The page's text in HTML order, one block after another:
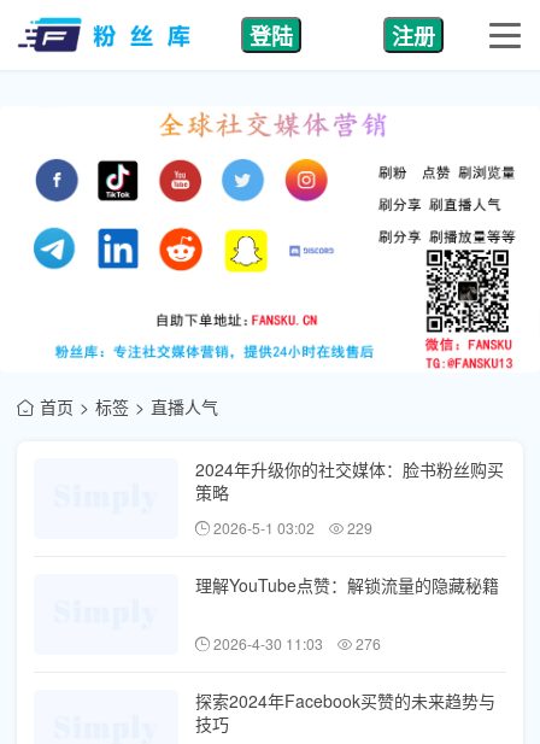
登陆 注册
首页 标签 直播人气
2024年升级你的社交媒体：脸书粉丝购买
策略
2026-5-1 03:02 229
理解YouTube点赞：解锁流量的隐藏秘籍
2026-4-30 11:03 276
探索2024年Facebook买赞的未来趋势与
技巧